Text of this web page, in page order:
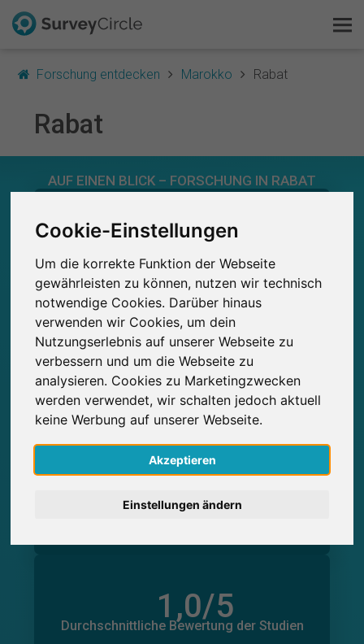
Cookie-Einstellungen
Um die korrekte Funktion der Webseite
gewährleisten zu können, nutzen wir technisch
notwendige Cookies. Darüber hinaus
verwenden wir Cookies, um dein
Nutzungserlebnis auf unserer Webseite zu
verbessern und um die Webseite zu
analysieren. Cookies zu Marketingzwecken
werden verwendet, wir schalten jedoch aktuell
keine Werbung auf unserer Webseite.
Akzeptieren
Einstellungen ändern
Forschung entdecken Marokko Rabat
Rabat
AUF EINEN BLICK – FORSCHUNG IN RABAT
0
Studien
0
Studien
0
Über SurveyCircle erhaltene
Studienteilnahmen
0
Über SurveyCircle erbrachte
Studienteilnahmen
0
in Minuten
0
in Minuten
1,0/5
Durchschnittliche Bewertung der Studien
0
Anzahl der Bewertungen
Survey Ranking
Forschung entdecken
FAQ
Kostenlos registrieren
Anmelden
English
Nederlands
Español
Français
Italiano